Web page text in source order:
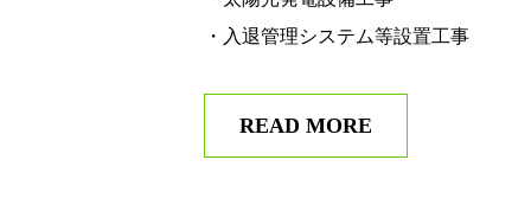
・入退管理システム等設置工事
READ MORE